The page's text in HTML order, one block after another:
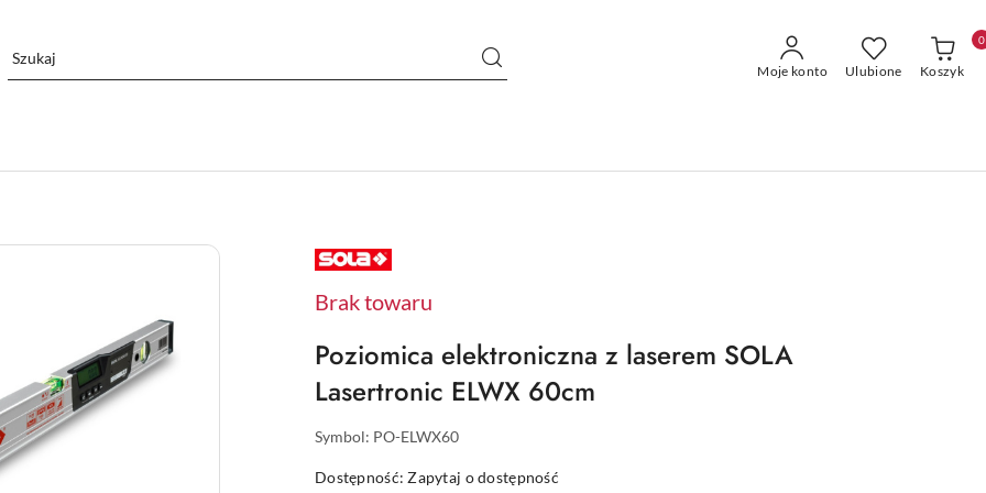
Moje konto Ulubione Koszyk
0
NAZWA
PRODUCENTA:
Brak towaru
Poziomica elektroniczna z laserem SOLA
Lasertronic ELWX 60cm
Symbol: PO-ELWX60
Dostępność:Zapytaj o dostępność